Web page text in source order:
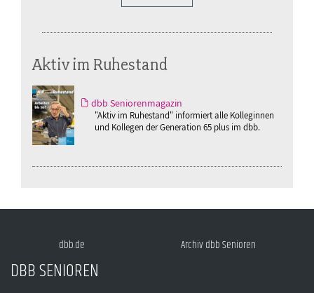
Aktiv im Ruhestand
dbb Seniorenmagazin
"Aktiv im Ruhestand" informiert alle Kolleginnen
und Kollegen der Generation 65 plus im dbb.
dbb.de Archiv dbb Senioren
DBB SENIOREN